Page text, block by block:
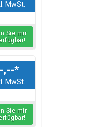
MwSt.
Sie mir
,--*
MwSt.
Sie mir